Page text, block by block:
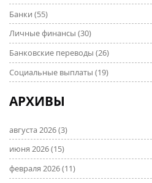
Банки (55)
Личные финансы (30)
Банковские переводы (26)
Социальные выплаты (19)
АРХИВЫ
августа 2026(3)
июня 2026(15)
февраля 2026(11)